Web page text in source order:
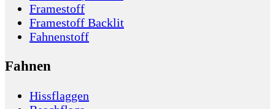
Framestoff
Framestoff Backlit
Fahnenstoff
Fahnen
Hissflaggen